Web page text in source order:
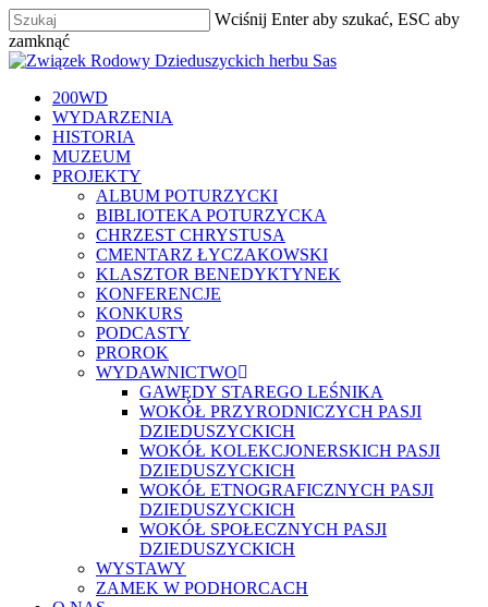
Skip
to
main
Wciśnij Enter aby szukać, ESC aby
zamknąć
Zamknij
szukaj
Menu
200WD
WYDARZENIA
HISTORIA
MUZEUM
PROJEKTY
ALBUM POTURZYCKI
BIBLIOTEKA POTURZYCKA
CHRZEST CHRYSTUSA
CMENTARZ ŁYCZAKOWSKI
KLASZTOR BENEDYKTYNEK
KONFERENCJE
KONKURS
PODCASTY
PROROK
WYDAWNICTWO
GAWĘDY STAREGO LEŚNIKA
WOKÓŁ PRZYRODNICZYCH PASJI
DZIEDUSZYCKICH
WOKÓŁ KOLEKCJONERSKICH PASJI
DZIEDUSZYCKICH
WOKÓŁ ETNOGRAFICZNYCH PASJI
DZIEDUSZYCKICH
WOKÓŁ SPOŁECZNYCH PASJI
DZIEDUSZYCKICH
WYSTAWY
ZAMEK W PODHORCACH